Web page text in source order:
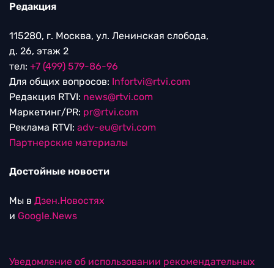
Редакция
115280, г. Москва, ул. Ленинская слобода,
д. 26, этаж 2
тел: +7 (499) 579-86-96
Для общих вопросов: Infortvi@rtvi.com
Редакция RTVI: news@rtvi.com
Маркетинг/PR: pr@rtvi.com
Реклама RTVI: adv-eu@rtvi.com
Партнерские материалы
Достойные новости
Мы в Дзен.Новостях
и Google.News
Уведомление об использовании рекомендательных